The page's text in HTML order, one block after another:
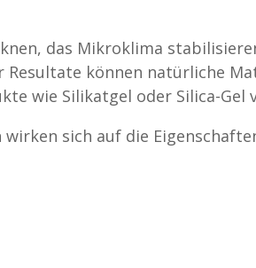
das Mikroklima
Resultate können natürliche
wie Silikatgel oder Silica-Gel
sich auf die